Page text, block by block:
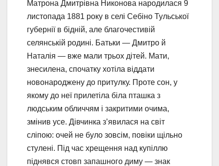
Матрона Дмитрівна Никонова народилася 9
листопада 1881 року в селі Себіно Тульської
губернії в бідній, але благочестивій
селянській родині. Батьки — Дмитро й
Наталія — вже мали трьох дітей. Мати,
знесилена, спочатку хотіла віддати
новонароджену до притулку. Проте сон, у
якому до неї прилетіла біла пташка з
людським обличчям і закритими очима,
змінив усе. Дівчинка з’явилася на світ
сліпою: очей не було зовсім, повіки щільно
стулені. Під час хрещення над купіллю
піднявся стовп запашного диму — знак